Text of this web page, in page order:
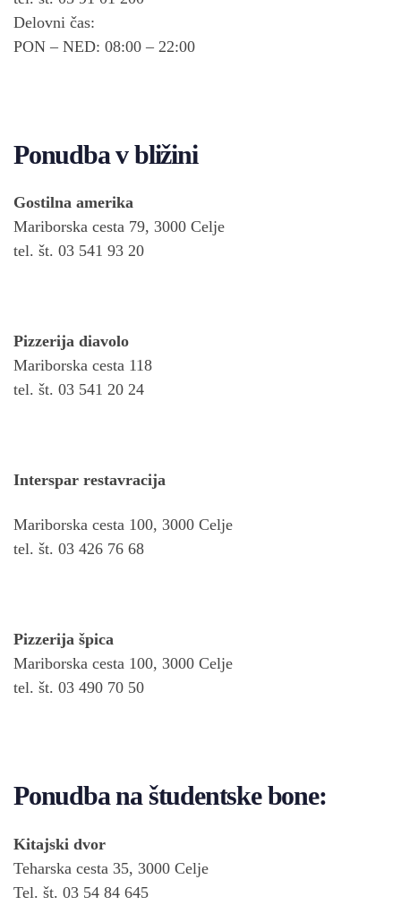
Delovni čas:
PON – NED: 08:00 – 22:00
Ponudba v bližini
Gostilna amerika
Mariborska cesta 79, 3000 Celje
tel. št. 03 541 93 20
Pizzerija diavolo
Mariborska cesta 118
tel. št. 03 541 20 24
Interspar restavracija
Mariborska cesta 100, 3000 Celje
tel. št. 03 426 76 68
Pizzerija špica
Mariborska cesta 100, 3000 Celje
tel. št. 03 490 70 50
Ponudba na študentske bone:
Kitajski dvor
Teharska cesta 35, 3000 Celje
Tel. št. 03 54 84 645